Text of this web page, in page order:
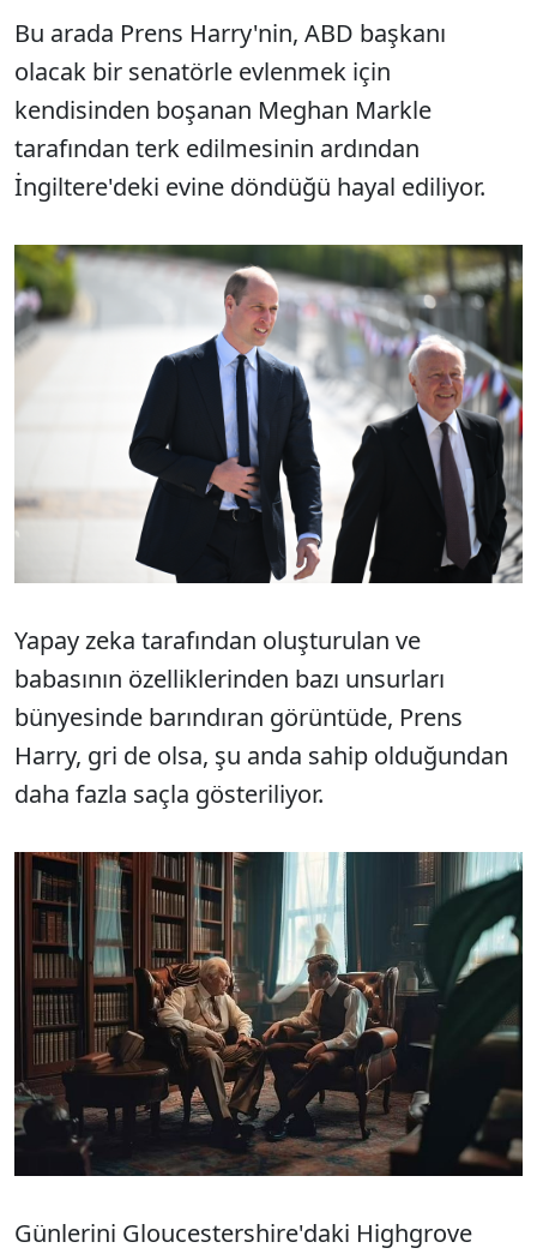
Bu arada Prens Harry'nin, ABD başkanı
olacak bir senatörle evlenmek için
kendisinden boşanan Meghan Markle
tarafından terk edilmesinin ardından
İngiltere'deki evine döndüğü hayal ediliyor.
Yapay zeka tarafından oluşturulan ve
babasının özelliklerinden bazı unsurları
bünyesinde barındıran görüntüde, Prens
Harry, gri de olsa, şu anda sahip olduğundan
daha fazla saçla gösteriliyor.
Günlerini Gloucestershire'daki Highgrove